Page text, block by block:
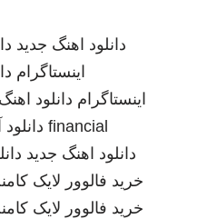
دانلود اهنگ جدید
اینستاگرام
اینستاگرام دانلود
financial
دانلود اهنگ جدید
خرید فالوور لایک
خرید فالوور لایک